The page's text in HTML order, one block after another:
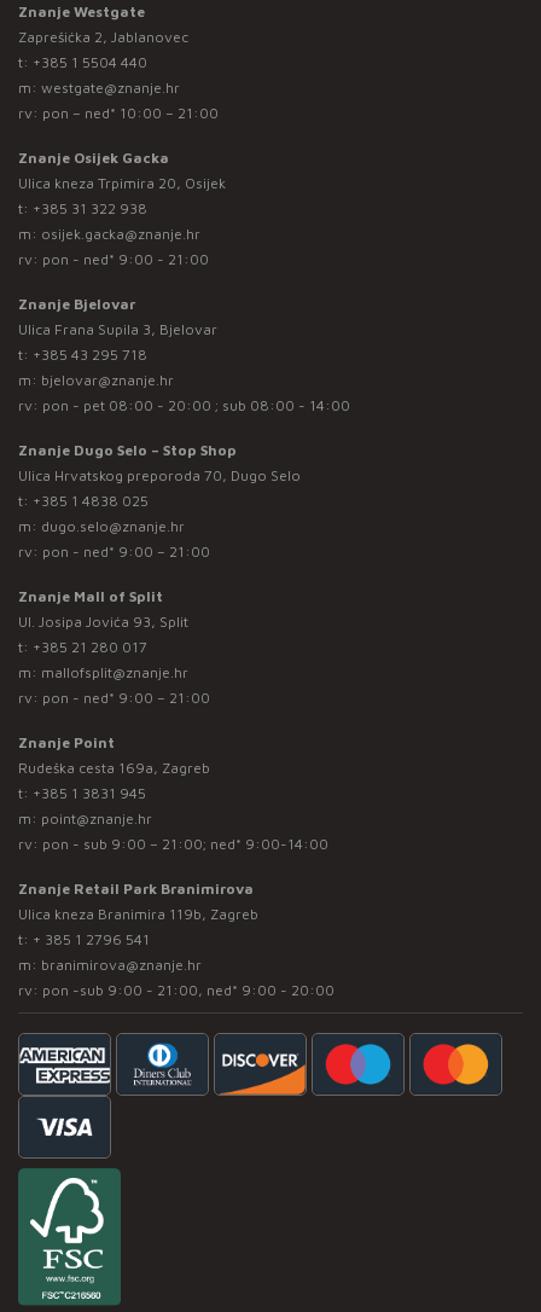
Znanje Westgate
Zaprešićka 2, Jablanovec
t: +385 1 5504 440
m: westgate@znanje.hr
rv: pon – ned* 10:00 – 21:00
Znanje Osijek Gacka
Ulica kneza Trpimira 20, Osijek
t: +385 31 322 938
m: osijek.gacka@znanje.hr
rv: pon - ned* 9:00 - 21:00
Znanje Bjelovar
Ulica Frana Supila 3, Bjelovar
t: +385 43 295 718
m: bjelovar@znanje.hr
rv: pon - pet 08:00 - 20:00 ; sub 08:00 - 14:00
Znanje Dugo Selo – Stop Shop
Ulica Hrvatskog preporoda 70, Dugo Selo
t: +385 1 4838 025
m: dugo.selo@znanje.hr
rv: pon - ned* 9:00 – 21:00
Znanje Mall of Split
Ul. Josipa Jovića 93, Split
t: +385 21 280 017
m: mallofsplit@znanje.hr
rv: pon - ned* 9:00 – 21:00
Znanje Point
Rudeška cesta 169a, Zagreb
t: +385 1 3831 945
m: point@znanje.hr
rv: pon - sub 9:00 – 21:00; ned* 9:00-14:00
Znanje Retail Park Branimirova
Ulica kneza Branimira 119b, Zagreb
t: + 385 1 2796 541
m: branimirova@znanje.hr
rv: pon -sub 9:00 - 21:00, ned* 9:00 - 20:00